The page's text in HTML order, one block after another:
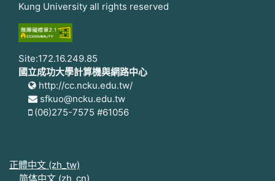
Kung University all rights reserved
Site:172.16.249.85
國立成功大學計算機與網路中心
http://cc.ncku.edu.tw/
sfkuo@ncku.edu.tw
(06)275-7575 #61056
正體中文 ‎(zh_tw)‎
简体中文 ‎(zh_cn)‎